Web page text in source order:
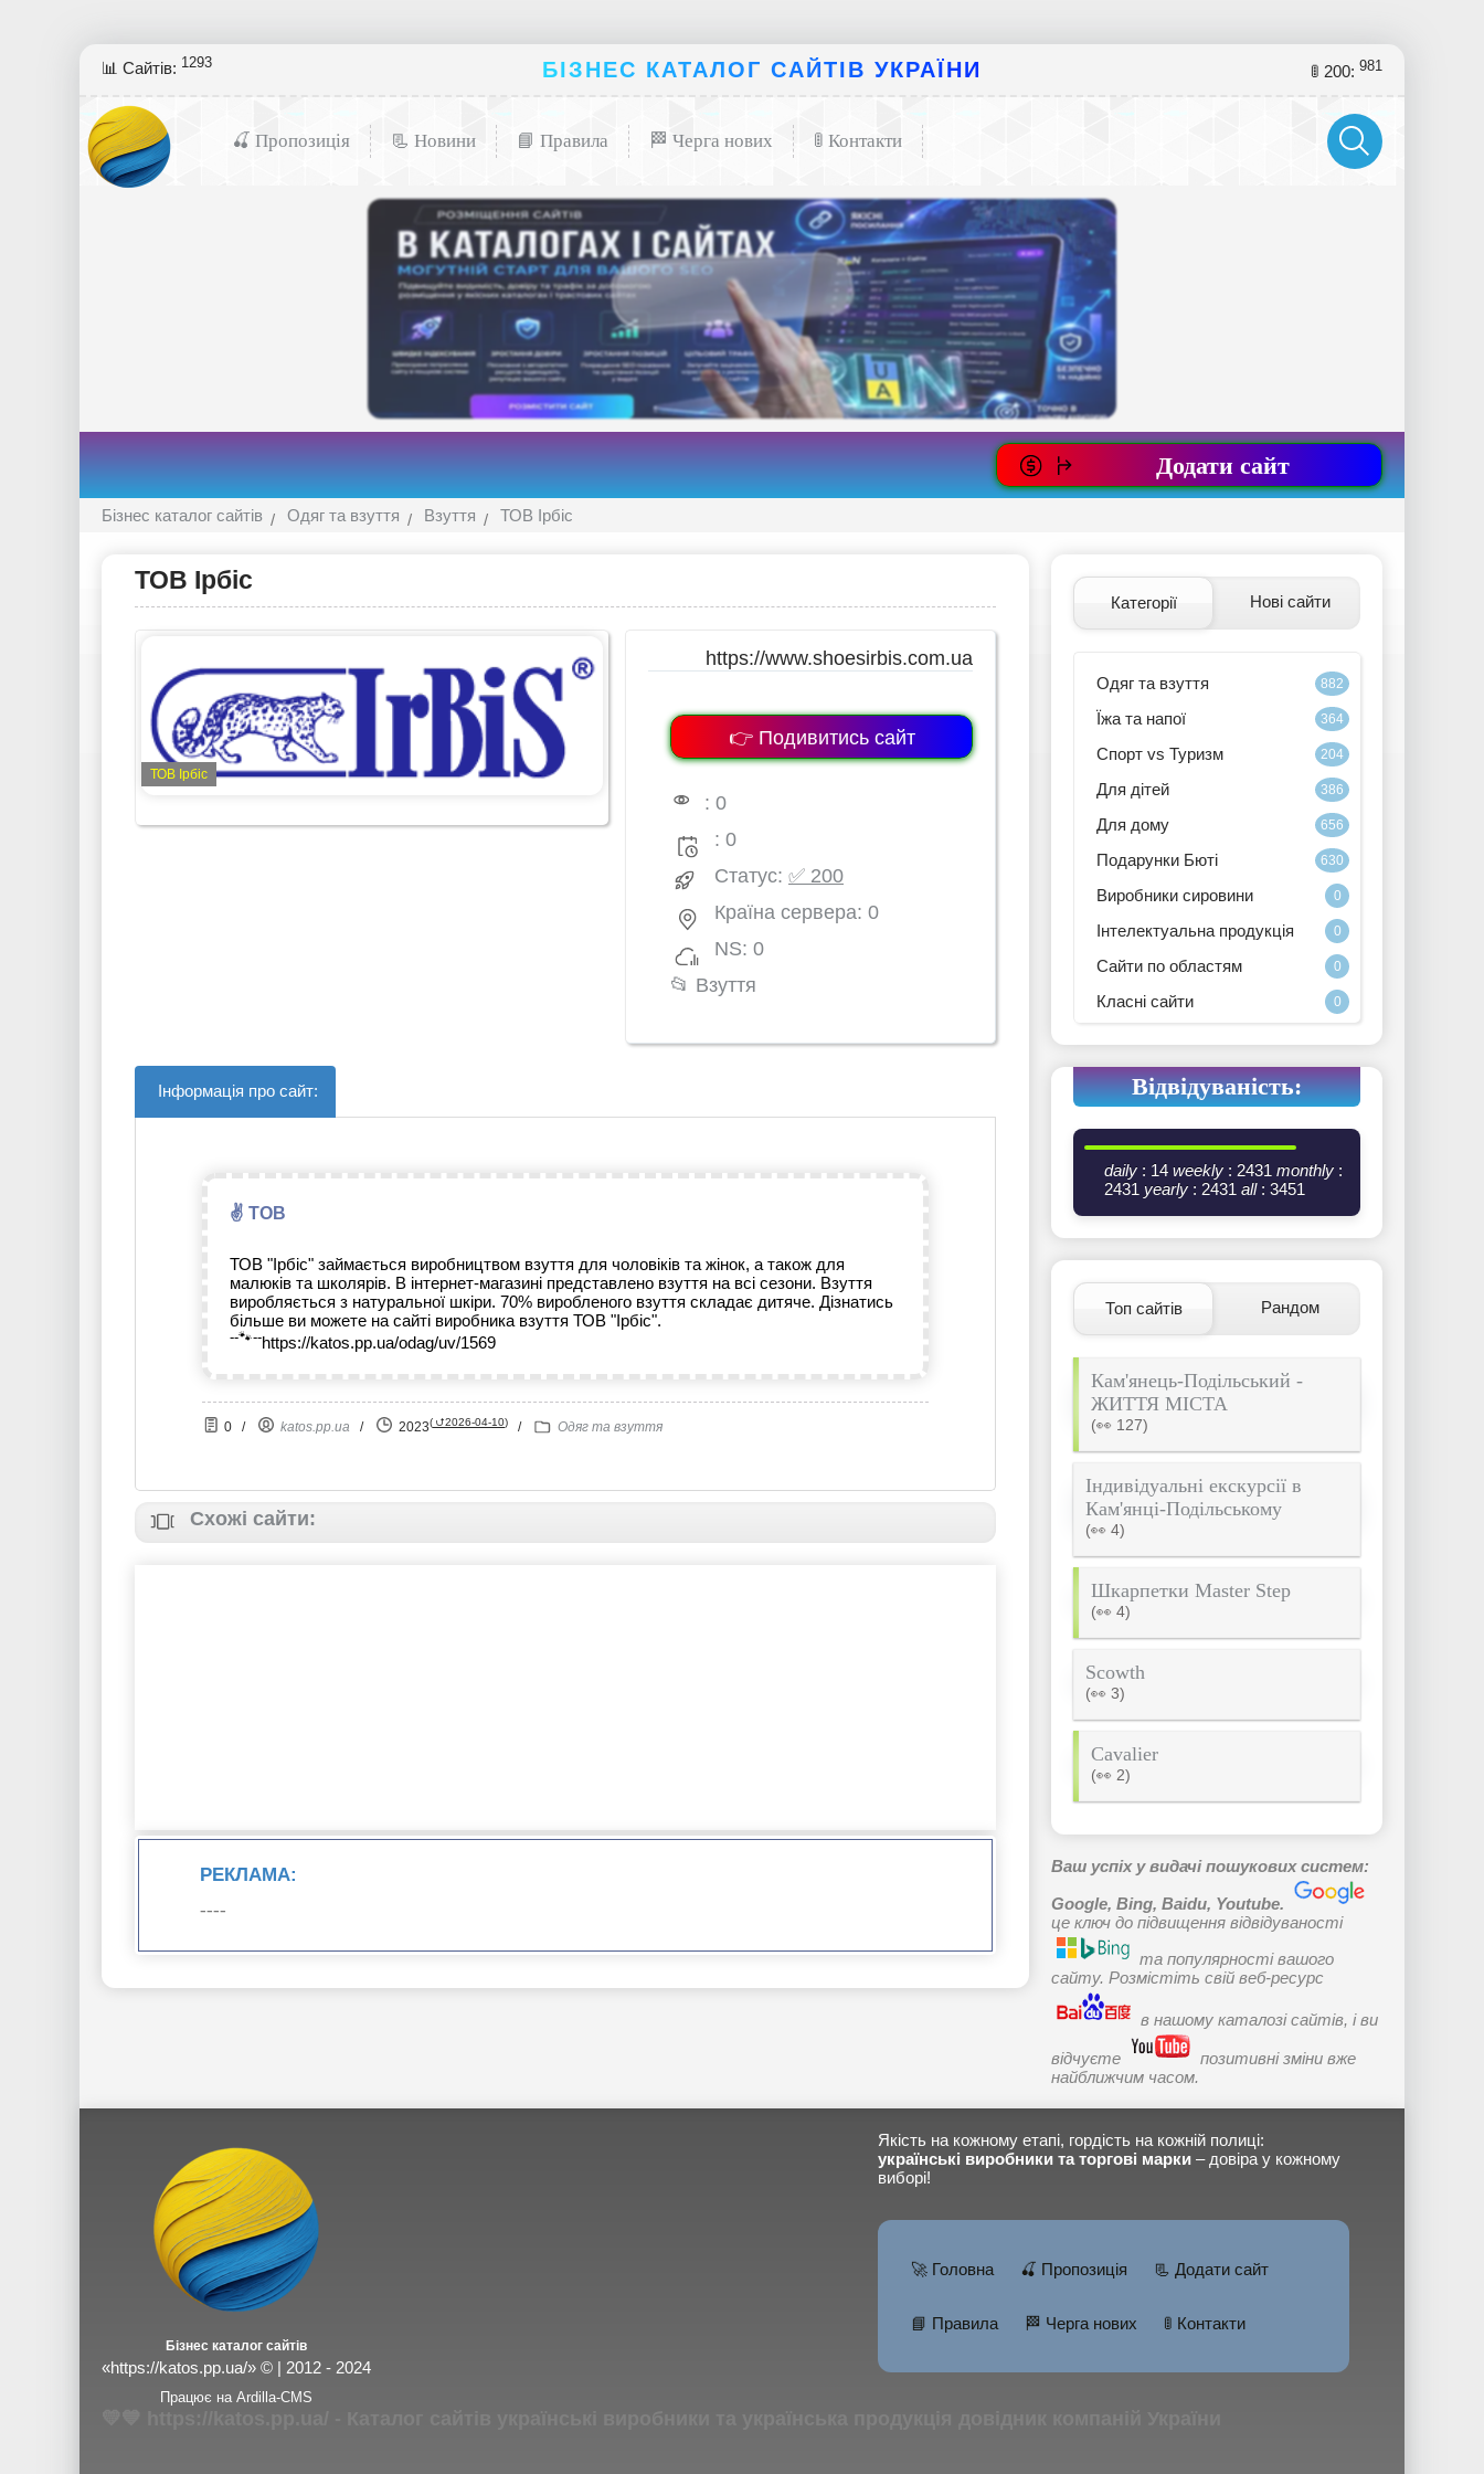
📊 Сайтів: 1293 БІЗНЕС КАТАЛОГ САЙТІВ УКРАЇНИ 🚦 200: 981
🍒 Пропозиція 📃 Новини 📘 Правила 🏁 Черга нових 🚦 Контакти
Додати сайт
Бізнес каталог сайтів Одяг та взуття Взуття ТОВ Ірбіс
ТОВ Ірбіс
ТОВ Ірбіс
https://www.shoesirbis.com.ua
👉 Подивитись сайт
: 0
: 0
Статус: ✅ 200
Країна сервера: 0
NS: 0
📂 Взуття
Інформація про сайт:
✌ ТОВ
ТОВ "Ірбіс" займається виробництвом взуття для чоловіків та жінок, а також для
малюків та школярів. В інтернет-магазині представлено взуття на всі сезони. Взуття
виробляється з натуральної шкіри. 70% виробленого взуття складає дитяче. Дізнатись
більше ви можете на сайті виробника взуття ТОВ "Ірбіс".
--🐾--https://katos.pp.ua/odag/uv/1569
0 / katos.pp.ua / 2023( ⮍2026-04-10) / Одяг та взуття
Схожі сайти:
РЕКЛАМА:
----
Категорії Нові сайти
Одяг та взуття 882
Їжа та напої 364
Спорт vs Туризм 204
Для дітей 386
Для дому 656
Подарунки Бюті 630
Виробники сировини 0
Інтелектуальна продукція 0
Сайти по областям 0
Класні сайти 0
Відвідуваність:
daily : 14 weekly : 2431 monthly :
2431 yearly : 2431 all: 3451
Топ сайтів Рандом
Кам'янець-Подільський -
ЖИТТЯ МІСТА
(👀 127)
Індивідуальні екскурсії в
Кам'янці-Подільському
(👀 4)
Шкарпетки Master Step
(👀 4)
Scowth
(👀 3)
Cavalier
(👀 2)
Ваш успіх у видачі пошукових систем:
Google, Bing, Baidu, Youtube.
це ключ до підвищення відвідуваності
та популярності вашого
сайту. Розмістіть свій веб-ресурс
в нашому каталозі сайтів, і ви
відчуєте
позитивні зміни вже
найближчим часом.
Бізнес каталог сайтів
«https://katos.pp.ua/» © | 2012 - 2024
Працює на Ardilla-CMS
Якість на кожному етапі, гордість на кожній полиці:
українські виробники та торгові марки– довіра у кожному
виборі!
🚀 Головна 🍒 Пропозиція 📃 Додати сайт
📘 Правила 🏁 Черга нових 🚦 Контакти